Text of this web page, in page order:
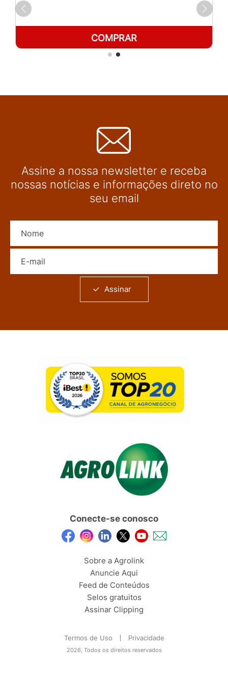
COMPRAR
Assine a nossa newsletter e receba
nossas notícias e informações direto no
seu email
Assinar
Conecte-se conosco
Sobre a Agrolink
Anuncie Aqui
Feed de Conteúdos
Selos gratuitos
Assinar Clipping
Termos de Uso Privacidade
2026, Todos os direitos reservados